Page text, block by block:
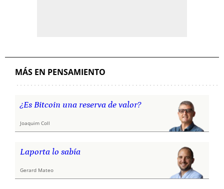
MÁS EN PENSAMIENTO
¿Es Bitcoin una reserva de valor?
Joaquim Coll
Laporta lo sabía
Gerard Mateo